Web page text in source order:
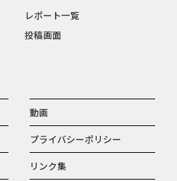
動画
プライバシーポリシー
リンク集
レポート一覧
投稿画面